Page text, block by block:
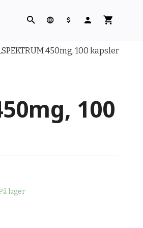
450mg, 100 kapsler
100
lager